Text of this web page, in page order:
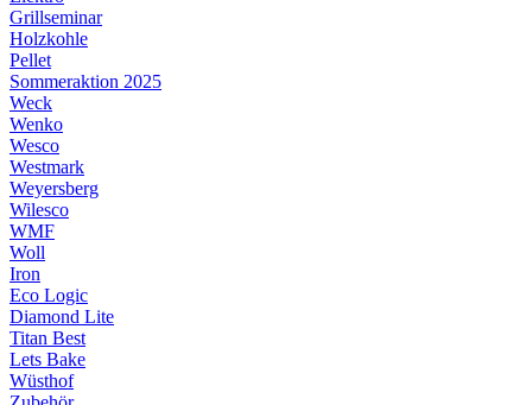
Grillseminar
Holzkohle
Pellet
Sommeraktion 2025
Weck
Wenko
Wesco
Westmark
Weyersberg
Wilesco
WMF
Woll
Iron
Eco Logic
Diamond Lite
Titan Best
Lets Bake
Wüsthof